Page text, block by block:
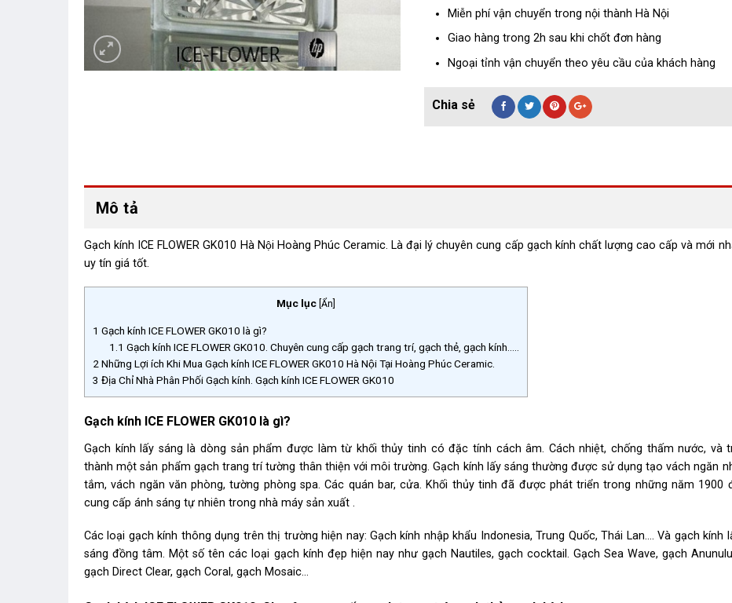
Miễn phí vận chuyển trong nội thành Hà Nội
Giao hàng trong 2h sau khi chốt đơn hàng
Ngoại tỉnh vận chuyển theo yêu cầu của khách hàng
Mô tả
Gạch kính ICE FLOWER GK010 Hà Nội Hoàng Phúc Ceramic. Là đại lý chuyên cung cấp gạch kính chất lượng cao cấp và mới
uy tín giá tốt.
Mục lục Ẩn
1 Gạch kính ICE FLOWER GK010 là gì?
1.1 Gạch kính ICE FLOWER GK010. Chuyên cung cấp gạch trang trí, gạch thẻ, gạch kính…..
2 Những Lợi ích Khi Mua Gạch kính ICE FLOWER GK010 Hà Nội Tại Hoàng Phúc Ceramic.
3 Địa Chỉ Nhà Phân Phối Gạch kính. Gạch kính ICE FLOWER GK010
Gạch kính ICE FLOWER GK010 là gì?
Gạch kính lấy sáng là dòng sản phẩm được làm từ khối thủy tinh có đặc tính cách âm. Cách nhiệt, chống thấm nước, và
thành một sản phẩm gạch trang trí tường thân thiện với môi trường. Gạch kính lấy sáng thường được sử dụng tạo vách ngăn
tắm, vách ngăn văn phòng, tường phòng spa. Các quán bar, cửa. Khối thủy tinh đã được phát triển trong những năm 1900
cung cấp ánh sáng tự nhiên trong nhà máy sản xuất .
Các loại gạch kính thông dụng trên thị trường hiện nay: Gạch kính nhập khẩu Indonesia, Trung Quốc, Thái Lan…. Và gạch kính
sáng đồng tâm. Một số tên các loại gạch kính đẹp hiện nay như gạch Nautiles, gạch cocktail. Gạch Sea Wave, gạch
gạch Direct Clear, gạch Coral, gạch Mosaic…